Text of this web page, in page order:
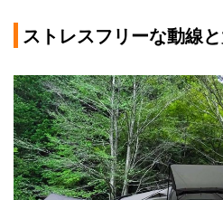
ストレスフリーな動線